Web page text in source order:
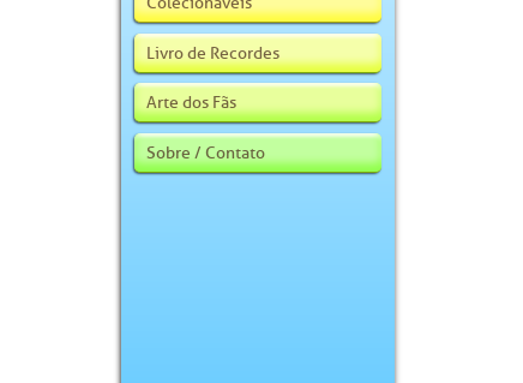
Livro de Recordes
Arte dos Fãs
Sobre / Contato